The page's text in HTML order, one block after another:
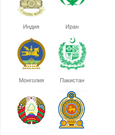
Индия Иран
Монголия Пакистан